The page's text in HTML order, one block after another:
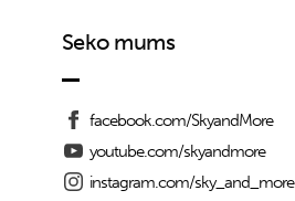
Seko mums
facebook.com/SkyandMore
youtube.com/skyandmore
instagram.com/sky_and_more